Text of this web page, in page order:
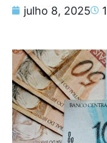
julho 8, 2025